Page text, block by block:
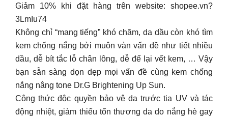
Giảm 10% khi đặt hàng trên website: shopee.vn?
3LmIu74
Không chỉ “mang tiếng” khó chăm, da dầu còn khó tìm
kem chống nắng bởi muôn vàn vấn đề như tiết nhiều
dầu, dễ bít tắc lỗ chân lông, dễ để lại vết kem, … Vậy
bạn sẵn sàng dọn dẹp mọi vấn đề cùng kem chống
nắng nâng tone Dr.G Brightening Up Sun.
Công thức độc quyền bảo vệ da trước tia UV và tác
động nhiệt, giảm thiểu tổn thương da do nắng hè gay